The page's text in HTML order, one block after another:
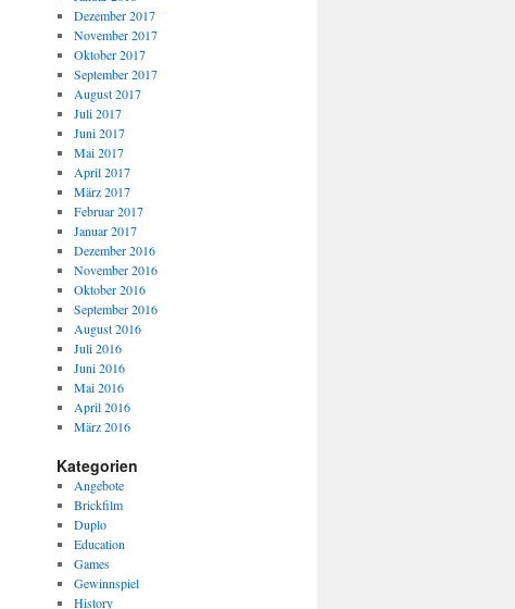
Dezember 2017
November 2017
Oktober 2017
September 2017
August 2017
Juli 2017
Juni 2017
Mai 2017
April 2017
März 2017
Februar 2017
Januar 2017
Dezember 2016
November 2016
Oktober 2016
September 2016
August 2016
Juli 2016
Juni 2016
Mai 2016
April 2016
März 2016
Kategorien
Angebote
Brickfilm
Duplo
Education
Games
Gewinnspiel
History